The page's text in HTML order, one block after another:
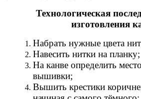
Технологическая
изготовления
Набрать нужные цвета
Навесить нитки на планку;
На канве определить
вышивки;
Вышить крестики